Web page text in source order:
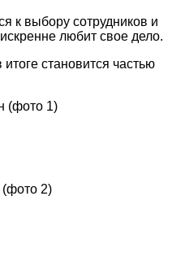
к выбору сотрудников и
любит свое дело.
становится частью